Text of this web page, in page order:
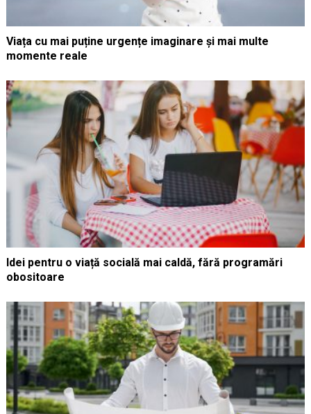
Viața cu mai puține urgențe imaginare și mai multe
momente reale
Idei pentru o viață socială mai caldă, fără programări
obositoare